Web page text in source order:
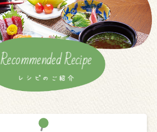
Recommended Recipe
レシピのご紹介